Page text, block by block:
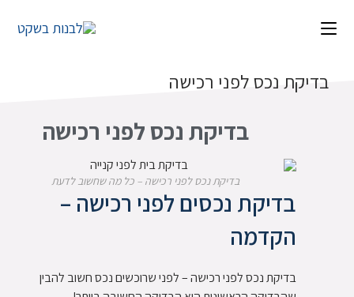
בדיקת נכס לפני רכישה
בדיקת נכס לפני רכישה
בדיקת נכס לפני רכישה – כל מה שחשוב לדעת
בדיקת נכסים לפני רכישה –
הקדמה
בדיקת נכס לפני רכישה – לפני שרוכשים נכס חשוב להבין